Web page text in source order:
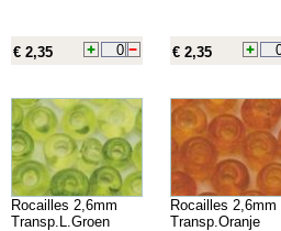
€ 2,35 € 2,35
Rocailles 2,6mm
Transp.L.Groen
Rocailles 2,6mm
Transp.Oranje